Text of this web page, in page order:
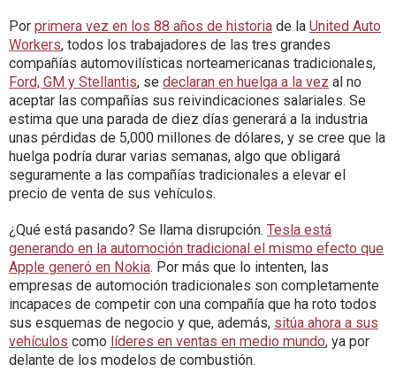
Por primera vez en los 88 años de historia de la United Auto
Workers, todos los trabajadores de las tres grandes
compañías automovilísticas norteamericanas tradicionales,
Ford, GM y Stellantis, se declaran en huelga a la vez al no
aceptar las compañías sus reivindicaciones salariales. Se
estima que una parada de diez días generará a la industria
unas pérdidas de 5,000 millones de dólares, y se cree que la
huelga podría durar varias semanas, algo que obligará
seguramente a las compañías tradicionales a elevar el
precio de venta de sus vehículos.
¿Qué está pasando? Se llama disrupción. Tesla está
generando en la automoción tradicional el mismo efecto que
Apple generó en Nokia. Por más que lo intenten, las
empresas de automoción tradicionales son completamente
incapaces de competir con una compañía que ha roto todos
sus esquemas de negocio y que, además, sitúa ahora a sus
vehículos como líderes en ventas en medio mundo, ya por
delante de los modelos de combustión.